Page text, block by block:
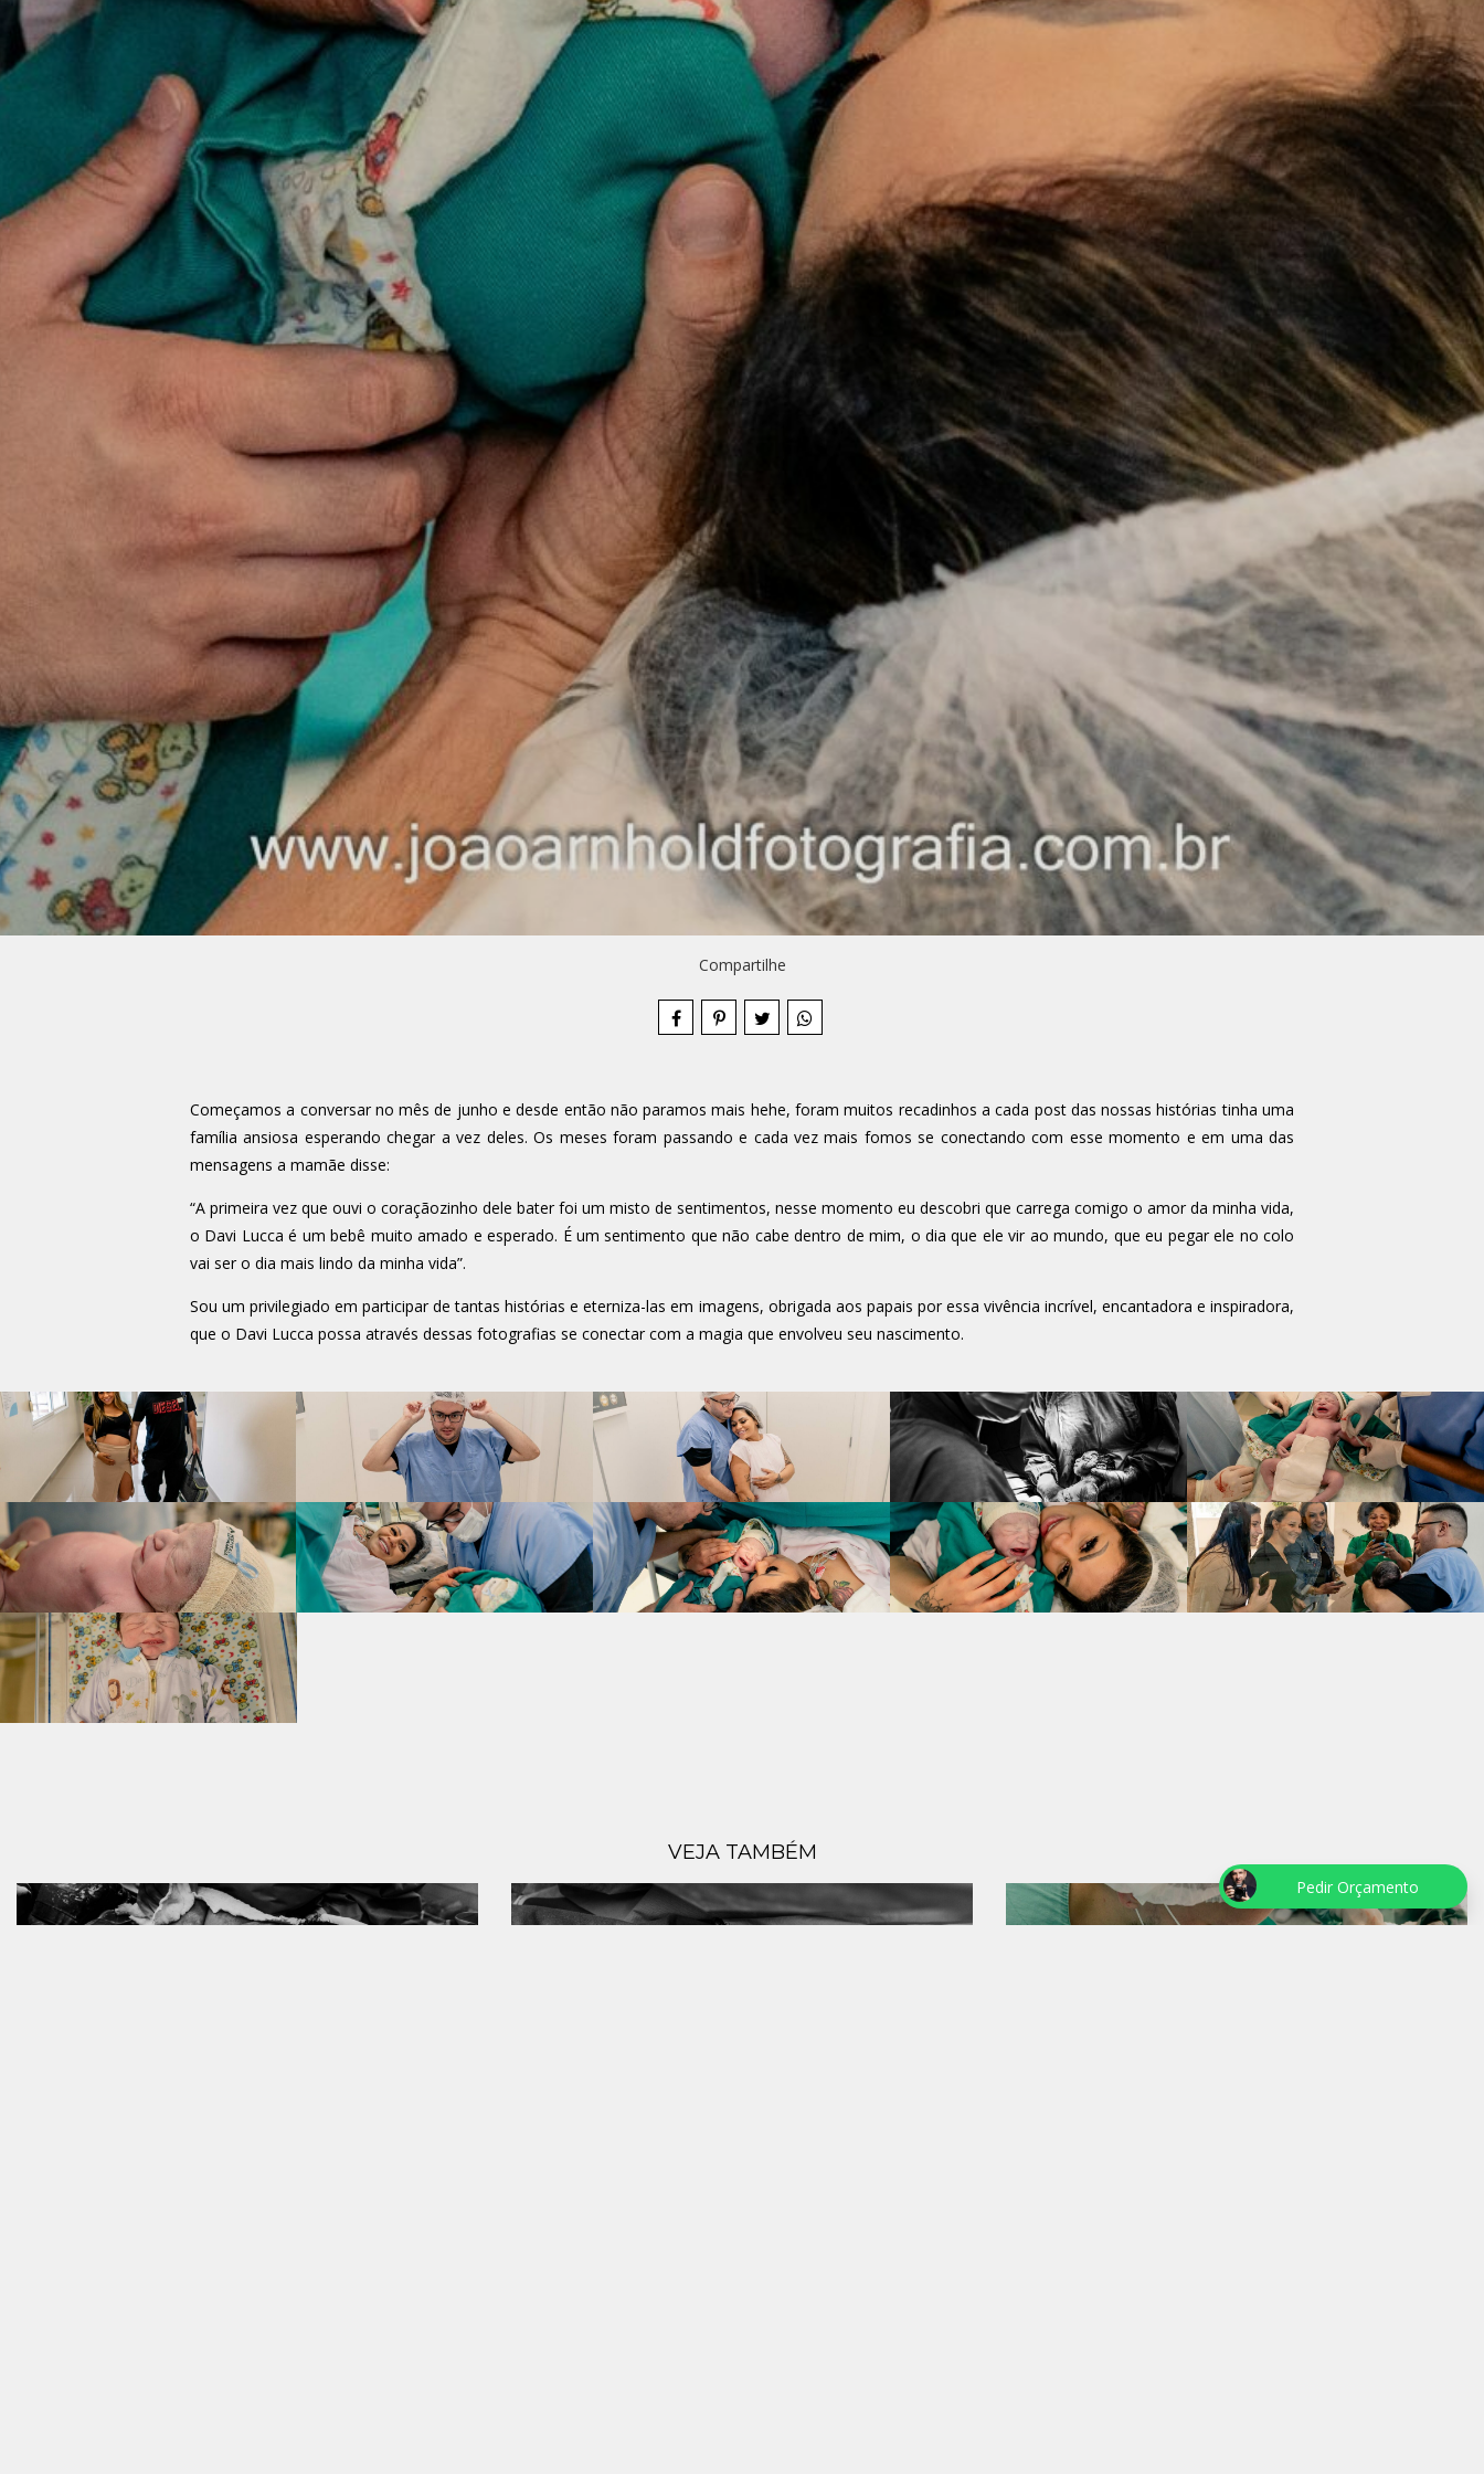
Compartilhe
Começamos a conversar no mês de junho e desde então não paramos mais hehe, foram muitos recadinhos a cada post das nossas histórias tinha uma
família ansiosa esperando chegar a vez deles. Os meses foram passando e cada vez mais fomos se conectando com esse momento e em uma das
mensagens a mamãe disse:
“A primeira vez que ouvi o coraçãozinho dele bater foi um misto de sentimentos, nesse momento eu descobri que carrega comigo o amor da minha vida,
o Davi Lucca é um bebê muito amado e esperado. É um sentimento que não cabe dentro de mim, o dia que ele vir ao mundo, que eu pegar ele no colo
vai ser o dia mais lindo da minha vida”.
Sou um privilegiado em participar de tantas histórias e eterniza-las em imagens, obrigada aos papais por essa vivência incrível, encantadora e inspiradora,
que o Davi Lucca possa através dessas fotografias se conectar com a magia que envolveu seu nascimento.
VEJA TAMBÉM
Pedir Orçamento